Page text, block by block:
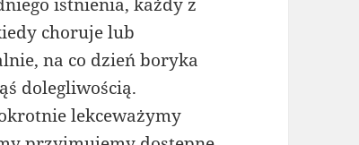
choruje lub
na co dzień boryka
dolegliwością.
lekceważymy